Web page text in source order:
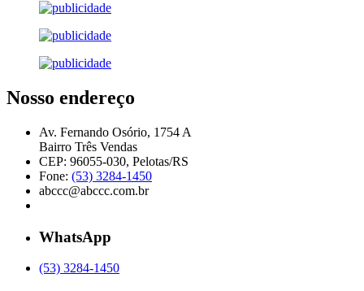
Nosso endereço
Av. Fernando Osório, 1754 A
Bairro Três Vendas
CEP: 96055-030, Pelotas/RS
Fone: (53) 3284-1450
abccc@abccc.com.br
WhatsApp
(53) 3284-1450